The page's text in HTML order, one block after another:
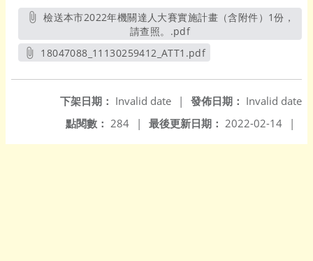
檢送本市2022年機關達人大賽實施計畫（含附件）1份，
請查照。.pdf另開新視窗
18047088_11130259412_ATT1.pdf
發佈日期： Invalid date
下架日期： Invalid date
|
最後更新日期： 2022-02-14 |
點閱數： 284 |